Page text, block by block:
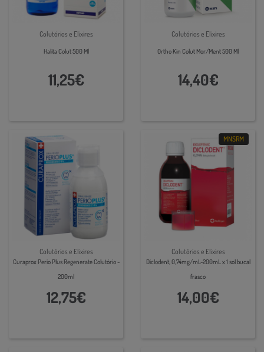
Colutórios e Elixires
Halita Colut 500 Ml
11,25€
Colutórios e Elixires
Ortho Kin Colut Mor/Ment 500 Ml
14,40€
Colutórios e Elixires
Curaprox Perio Plus Regenerate Colutório -
200ml
12,75€
MNSRM
Colutórios e Elixires
Diclodent, 0,74mg/mL-200mL x 1 sol bucal
frasco
14,00€